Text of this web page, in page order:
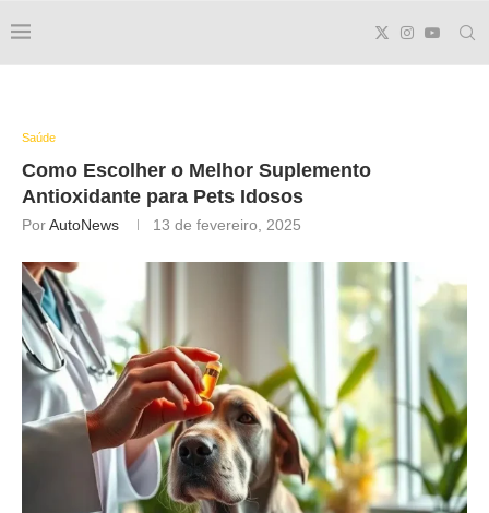
Saúde
Como Escolher o Melhor Suplemento
Antioxidante para Pets Idosos
PorAutoNews 13 de fevereiro, 2025